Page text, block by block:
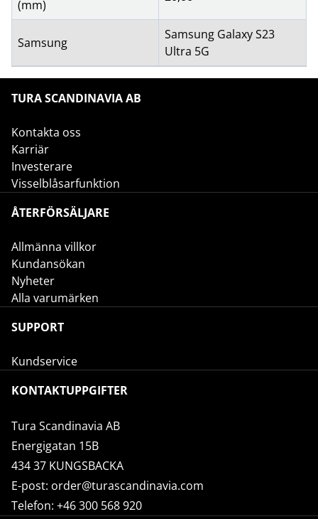
(mm)
Samsung
Samsung Galaxy S23
Ultra 5G
TURA SCANDINAVIA AB
Kontakta oss
Karriär
Investerare
Visselblåsarfunktion
ÅTERFÖRSÄLJARE
Allmänna villkor
Kundansökan
Nyheter
Alla varumärken
SUPPORT
Kundservice
KONTAKTUPPGIFTER
Tura Scandinavia AB
Energigatan 15B
434 37 KUNGSBACKA
E-post: order@turascandinavia.com
Telefon: +46 300 568 920